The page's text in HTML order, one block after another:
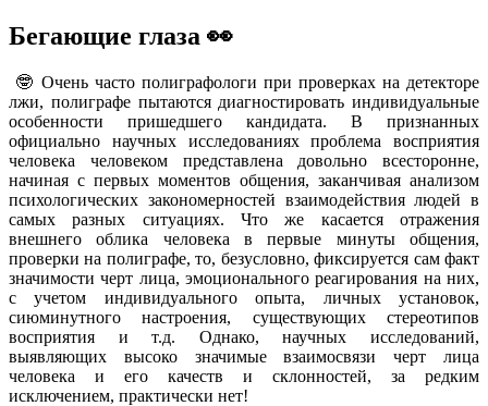
Бегающие глаза 👀
🤓 Очень часто полиграфологи при проверках на детекторе
лжи, полиграфе пытаются диагностировать индивидуальные
особенности пришедшего кандидата. В признанных
официально научных исследованиях проблема восприятия
человека человеком представлена довольно всесторонне,
начиная с первых моментов общения, заканчивая анализом
психологических закономерностей взаимодействия людей в
самых разных ситуациях. Что же касается отражения
внешнего облика человека в первые минуты общения,
проверки на полиграфе, то, безусловно, фиксируется сам факт
значимости черт лица, эмоционального реагирования на них,
с учетом индивидуального опыта, личных установок,
сиюминутного настроения, существующих стереотипов
восприятия и т.д. Однако, научных исследований,
выявляющих высоко значимые взаимосвязи черт лица
человека и его качеств и склонностей, за редким
исключением, практически нет!